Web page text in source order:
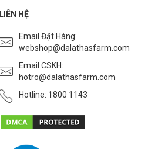
LIÊN HỆ
Email Đặt Hàng:
webshop@dalathasfarm.com
Email CSKH:
hotro@dalathasfarm.com
Hotline: 1800 1143